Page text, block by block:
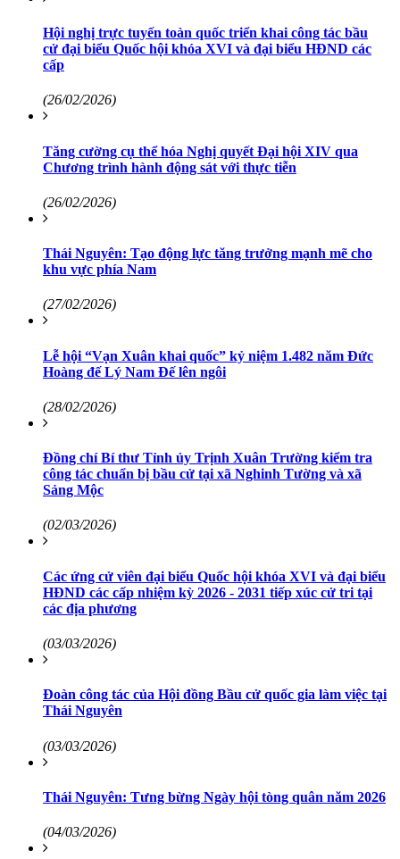
Hội nghị trực tuyến toàn quốc triển khai công tác bầu
cử đại biểu Quốc hội khóa XVI và đại biểu HĐND các
cấp
(26/02/2026)
Tăng cường cụ thể hóa Nghị quyết Đại hội XIV qua
Chương trình hành động sát với thực tiễn
(26/02/2026)
Thái Nguyên: Tạo động lực tăng trưởng mạnh mẽ cho
khu vực phía Nam
(27/02/2026)
Lễ hội “Vạn Xuân khai quốc” kỷ niệm 1.482 năm Đức
Hoàng đế Lý Nam Đế lên ngôi
(28/02/2026)
Đồng chí Bí thư Tỉnh ủy Trịnh Xuân Trường kiểm tra
công tác chuẩn bị bầu cử tại xã Nghinh Tường và xã
Sảng Mộc
(02/03/2026)
Các ứng cử viên đại biểu Quốc hội khóa XVI và đại biểu
HĐND các cấp nhiệm kỳ 2026 - 2031 tiếp xúc cử tri tại
các địa phương
(03/03/2026)
Đoàn công tác của Hội đồng Bầu cử quốc gia làm việc tại
Thái Nguyên
(03/03/2026)
Thái Nguyên: Tưng bừng Ngày hội tòng quân năm 2026
(04/03/2026)